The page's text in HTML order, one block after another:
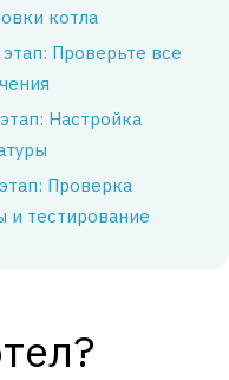
котла
Проверьте все
Настройка
Проверка
и тестирование